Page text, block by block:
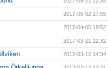
2017-05-02 17:55
2017-04-05 18:52
2017-03-21 12:32
2017-03-12 14:34